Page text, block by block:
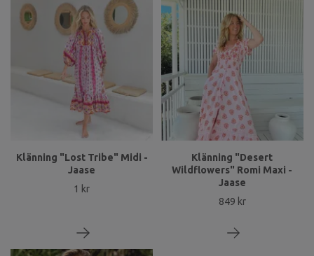
Klänning "Lost Tribe" Midi -
Jaase
1 kr
Klänning "Desert
Wildflowers" Romi Maxi -
Jaase
849 kr